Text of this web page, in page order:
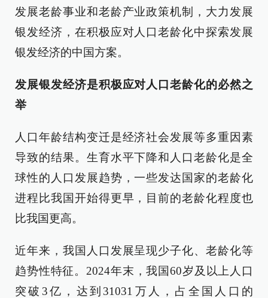
发展老龄事业和老龄产业政策机制，大力发展
银发经济，在积极应对人口老龄化中探索发展
银发经济的中国方案。
发展银发经济是积极应对人口老龄化的必然之
举
人口年龄结构变迁是经济社会发展等多重因素
导致的结果。生育水平下降和人口老龄化是全
球性的人口发展趋势，一些发达国家的老龄化
进程比我国开始得更早，目前的老龄化程度也
比我国更高。
近年来，我国人口发展呈现少子化、老龄化等
趋势性特征。2024年末，我国60岁及以上人口
突破3亿，达到31031万人，占全国人口的